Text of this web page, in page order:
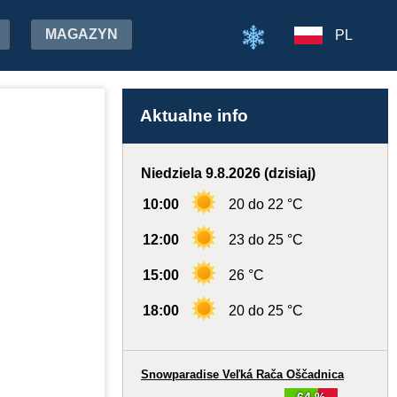
MAGAZYN PL
Aktualne info
Niedziela 9.8.2026 (dzisiaj)
10:00 20 do 22 °C
12:00 23 do 25 °C
15:00 26 °C
18:00 20 do 25 °C
Snowparadise Veľká Rača Oščadnica